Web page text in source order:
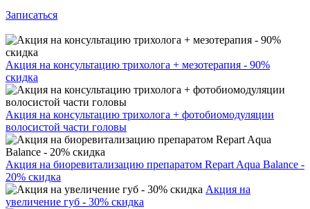
Записаться
Акция на консультацию трихолога + мезотерапия - 90%
скидка
Акция на консультацию трихолога + фотобиомодуляции
волосистой части головы
Акция на биоревитализацию препаратом Repart Aqua Balance -
20% скидка
Акция на
увеличение губ - 30% скидка